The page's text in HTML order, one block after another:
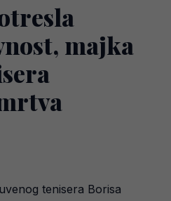
majka
tenisera Borisa